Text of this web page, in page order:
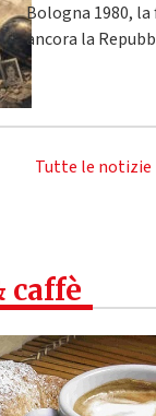
Bologna 1980,
ancora la
Tutte le notizie
caffè